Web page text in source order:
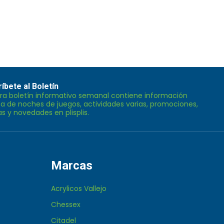
al Boletín
boletín informativo semanal contiene información
de noches de juegos, actividades varias, promociones,
y novedades en plisplis.
Marcas
Acrylicos Vallejo
Chessex
Citadel